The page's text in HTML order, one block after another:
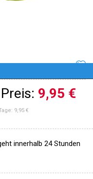
9,95 €
9,95 €
innerhalb 24 Stunden